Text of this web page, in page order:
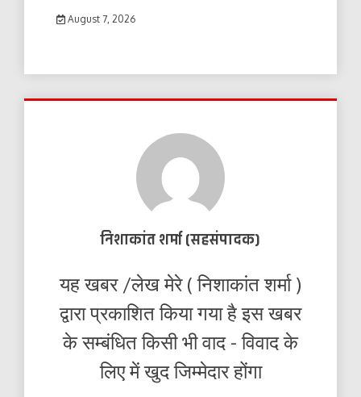
August 7, 2026
निशाकांत शर्मा (सहसंपादक)
यह खबर /लेख मेरे ( निशाकांत शर्मा )
द्वारा प्रकाशित किया गया है इस खबर
के सम्बंधित किसी भी वाद - विवाद के
लिए में खुद जिम्मेदार होंगा